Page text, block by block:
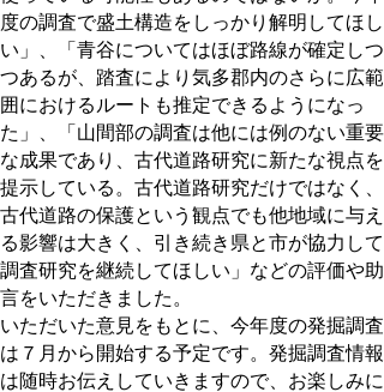
度の調査で盛土構造をしっかり解明してほし
い」、「青谷についてはほぼ路線が確定しつ
つあるが、踏査により気多郡内のさらに広範
囲におけるルートも推定できるようになっ
た」、「山間部の調査は他には例のない重要
な成果であり、古代道路研究に新たな視点を
提示している。古代道路研究だけではなく、
古代道路の保護という観点でも他地域に与え
る影響は大きく、引き続き県と市が協力して
調査研究を継続してほしい」などの評価や助
言をいただきました。
いただいた意見をもとに、今年度の発掘調査
は７月から開始する予定です。発掘調査情報
は随時お伝えしていきますので、お楽しみに